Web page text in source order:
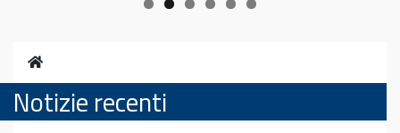
Home
Notizie recenti